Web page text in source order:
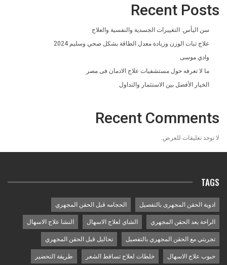
Recent Posts
سن اليأس: التغييرات الجسدية والنفسية والعلاج
علاج ثبات الوزن وزيادة معدل الطاقة بشكل صحي وسليم 2024
وادي موسى
ما لا تعرفه حول مستشفيات علاج الادمان فى مصر
الخيار الأفضل بين الاستثمار والتداول
Recent Comments
لا توجد تعليقات للعرض.
TAGS
ادوية الحقن المجهرى بالتفصيل الحجامه قبل الحقن المجهري
الراحة بعد الحقن المجهري الشاي لعلاج الاسهال النشا علاج الاسهال
تجربتي مع الحقن المجهري بالتفصيل تحاليل قبل الحقن المجهري
حبوب علاج الاسهال خلطات لعلاج تساقط الشعر طريقة التحضير